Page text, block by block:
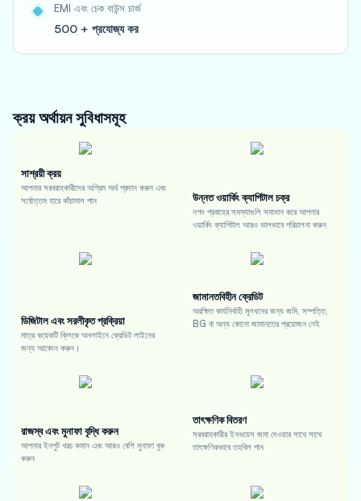
EMI এবং চেক বাউন্স চার্জ
500 + প্রযোজ্য কর
ক্রয় অর্থায়নসুবিধাসমূহ
সাশ্রয়ী ক্রয়
আপনার সরবরাহকারীদের অগ্রিম অর্থ প্রদান করুন এবং
সর্বোত্তম হারে কাঁচামাল পান
উন্নত ওয়ার্কিং ক্যাপিটাল চক্র
নগদ প্রবাহের সমস্যাগুলি সমাধান করে আপনার
ওয়ার্কিং ক্যাপিটাল আরও ভালভাবে পরিচালনা করুন
ডিজিটাল এবং সরলীকৃত প্রক্রিয়া
মাত্র কয়েকটি ক্লিকে অনলাইনে ক্রেডিট লাইনের
জন্য আবেদন করুন।
জামানতবিহীন ক্রেডিট
অরক্ষিত কার্যনির্বাহী মূলধনের জন্য জমি, সম্পত্তি,
BG বা অন্য কোনো জামানতের প্রয়োজন নেই
রাজস্ব এবং মুনাফা বৃদ্ধি করুন
আপনার ইনপুট খরচ কমান এবং আরও বেশি মুনাফা বুক
করুন
তাৎক্ষণিক বিতরণ
সরবরাহকারীর ইনভয়েস জমা দেওয়ার সাথে সাথে
তাৎক্ষণিকভাবে তহবিল পান